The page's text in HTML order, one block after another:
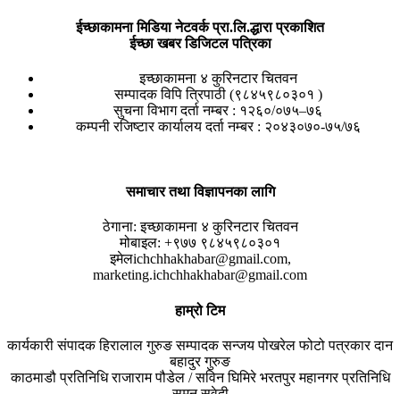
ईच्छाकामना मिडिया नेटवर्क प्रा.लि.द्धारा प्रकाशित
ईच्छा खबर डिजिटल पत्रिका
इच्छाकामना ४ कुरिनटार चितवन
सम्पादक विपि त्रिपाठी (९८४५९८०३०१ )
सुचना विभाग दर्ता नम्बर : १२६०/०७५–७६
कम्पनी रजिष्टार कार्यालय दर्ता नम्बर : २०४३०७०-७५/७६
समाचार तथा विज्ञापनका लागि
ठेगाना: इच्छाकामना ४ कुरिनटार चितवन
मोबाइल: +९७७ ९८४५९८०३०१
इमेलichchhakhabar@gmail.com,
marketing.ichchhakhabar@gmail.com
हाम्रो टिम
कार्यकारी संपादकहिरालाल गुरुङसम्पादकसन्जय पोखरेलफोटो पत्रकारदान
बहादुर गुरुङ
काठमाडौ प्रतिनिधिराजाराम पौडेल / सविन घिमिरेभरतपुर महानगर प्रतिनिधि